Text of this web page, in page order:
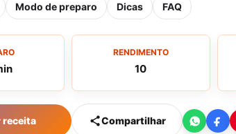
Modo de preparo Dicas FAQ
RENDIMENTO
10
receita Compartilhar